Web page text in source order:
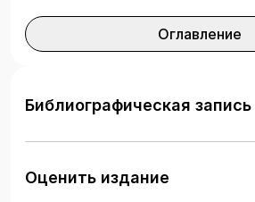
химических авариях с
мер безопасности. Учебное
образования «Защита в
«Правовые основы
спасательных формирований»,
аварийно-спасательных работ
Оглавление
Библиографическая запись
Оценить издание